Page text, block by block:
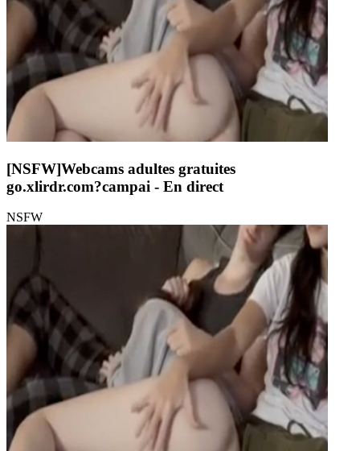
[NSFW]Webcams adultes gratuites
go.xlirdr.com?campai - En direct
NSFW